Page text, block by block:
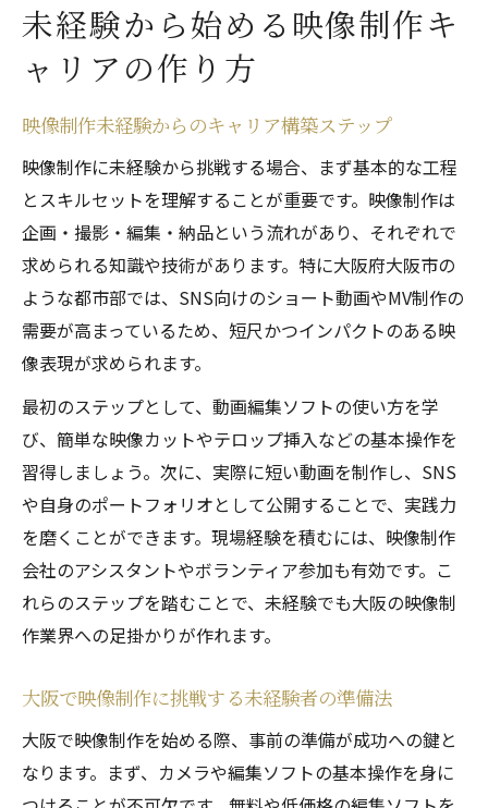
未経験から始める映像制作キ
ャリアの作り方
映像制作未経験からのキャリア構築ステップ
映像制作に未経験から挑戦する場合、まず基本的な工程
とスキルセットを理解することが重要です。映像制作は
企画・撮影・編集・納品という流れがあり、それぞれで
求められる知識や技術があります。特に大阪府大阪市の
ような都市部では、SNS向けのショート動画やMV制作の
需要が高まっているため、短尺かつインパクトのある映
像表現が求められます。
最初のステップとして、動画編集ソフトの使い方を学
び、簡単な映像カットやテロップ挿入などの基本操作を
習得しましょう。次に、実際に短い動画を制作し、SNS
や自身のポートフォリオとして公開することで、実践力
を磨くことができます。現場経験を積むには、映像制作
会社のアシスタントやボランティア参加も有効です。こ
れらのステップを踏むことで、未経験でも大阪の映像制
作業界への足掛かりが作れます。
大阪で映像制作に挑戦する未経験者の準備法
大阪で映像制作を始める際、事前の準備が成功への鍵と
なります。まず、カメラや編集ソフトの基本操作を身に